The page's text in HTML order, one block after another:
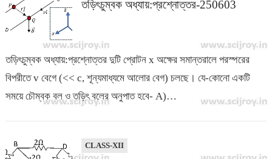
তড়িৎচুম্বক অধ্যায়:প্রশ্নোত্তর-250603
তড়িৎচুম্বক অধ্যায়:প্রশ্নোত্তর দুটি প্রোটন x অক্ষের সমান্তরালে পরস্পরের
বিপরীতে v বেগে (<< c, শূন্যমাধ্যমে আলোর বেগ) চলছে। যে-কোনো একটি
সময়ে চৌম্বক বল ও তড়িৎ বলের অনুপাত হবে- A)…
CLASS-XII